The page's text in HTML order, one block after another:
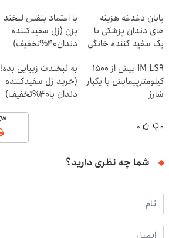
پایان دغدغه هزینه
های دندان پزشکی با
پک سفید کننده خانگی
با اعتماد بنفس لبخند
بزن (ژل سفیدکننده
دندان40%تخفیف)
IM LS9 بیش از 1500
کیلومترپیمایش با یکبار
شارژ
به لبخندت زیبایی بده!
(خرید ژل سفیدکننده
دندان با40%تخفیف)
۰ ۰
شما چه نظری دارید؟